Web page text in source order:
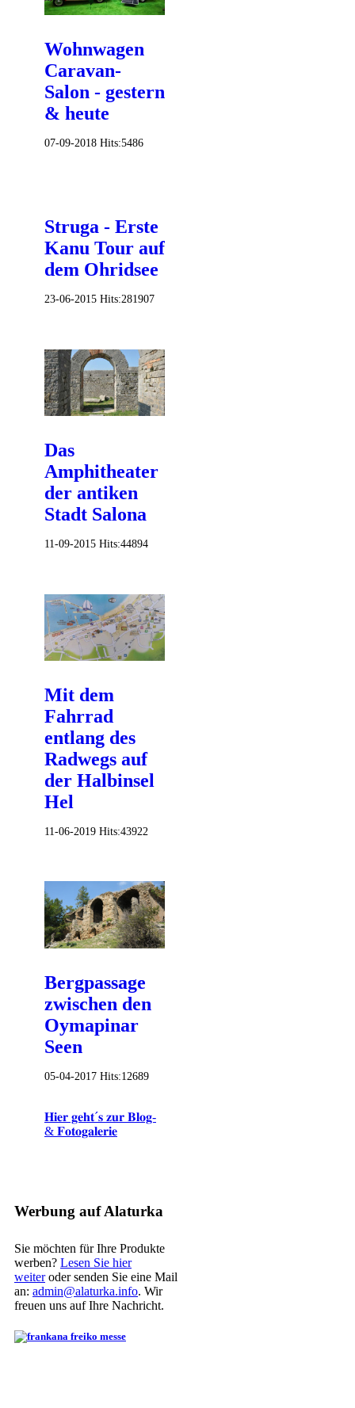
Wohnwagen
Caravan-
Salon - gestern
& heute
07-09-2018 Hits:5486
Struga - Erste
Kanu Tour auf
dem Ohridsee
23-06-2015 Hits:281907
Das
Amphitheater
der antiken
Stadt Salona
11-09-2015 Hits:44894
Mit dem
Fahrrad
entlang des
Radwegs auf
der Halbinsel
Hel
11-06-2019 Hits:43922
Bergpassage
zwischen den
Oymapinar
Seen
05-04-2017 Hits:12689
𝐇𝐢𝐞𝐫 𝐠𝐞𝐡𝐭´𝐬 𝐳𝐮𝐫 𝐁𝐥𝐨𝐠-
& 𝐅𝐨𝐭𝐨𝐠𝐚𝐥𝐞𝐫𝐢𝐞
Werbung auf Alaturka
Sie möchten für Ihre Produkte
werben? Lesen Sie hier
weiteroder senden Sie eine Mail
an: admin@alaturka.info. Wir
freuen uns auf Ihre Nachricht.